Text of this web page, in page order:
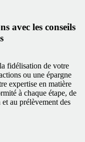
avec les conseils
fidélisation de votre
ou une épargne
expertise en matière
à chaque étape, de
au prélèvement des